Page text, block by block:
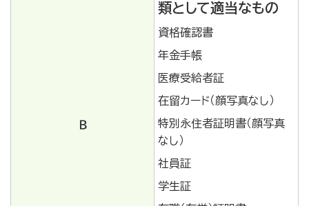
Ｂ
類として適当なもの
資格確認書
年金手帳
医療受給者証
在留カード（顔写真なし）
特別永住者証明書（顔写真
なし）
社員証
学生証